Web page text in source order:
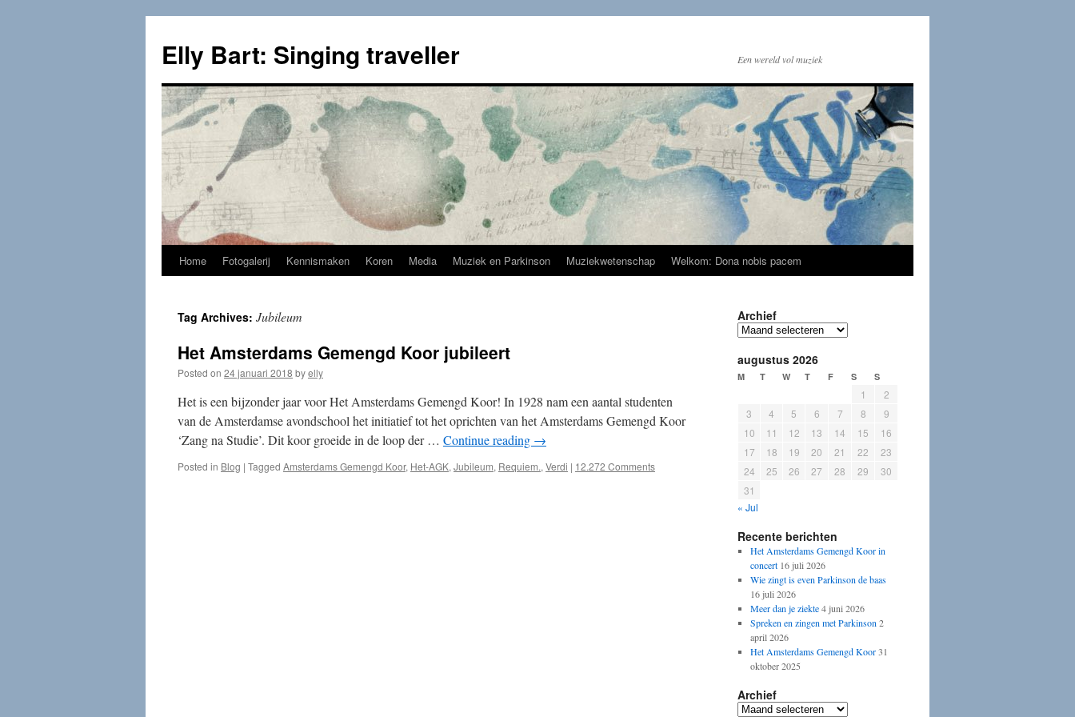
content
Elly Bart: Singing traveller Een wereld vol muziek
Home Fotogalerij Kennismaken Koren Media Muziek en Parkinson Muziekwetenschap Welkom: Dona nobis pacem
Tag Archives: Jubileum
Het Amsterdams Gemengd Koor jubileert
Posted on 24 januari 2018 byelly
Het is een bijzonder jaar voor Het Amsterdams Gemengd Koor! In 1928 nam een aantal studenten
van de Amsterdamse avondschool het initiatief tot het oprichten van het Amsterdams Gemengd Koor
‘Zang na Studie’. Dit koor groeide in de loop der … Continue reading →
Posted in Blog | Tagged Amsterdams Gemengd Koor, Het-AGK, Jubileum, Requiem., Verdi | 12.272 Comments
Archief
Archief
augustus 2026
M T W T F S S
1
2
3
4 5 6 7 8
9
10
11 12 13 14 15
16
17
18 19 20 21 22
23
24
25 26 27 28 29
30
31
« Jul
Recente berichten
Het Amsterdams Gemengd Koor in
concert 16 juli 2026
Wie zingt is even Parkinson de baas
16 juli 2026
Meer dan je ziekte 4 juni 2026
Spreken en zingen met Parkinson 2
april 2026
Het Amsterdams Gemengd Koor 31
oktober 2025
Archief
Archief